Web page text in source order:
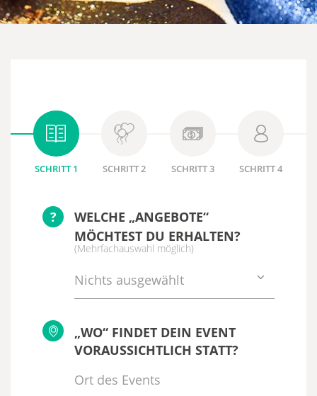
SCHRITT 1 SCHRITT 2 SCHRITT 3 SCHRITT 4
?
WELCHE „ANGEBOTE“
MÖCHTEST DU ERHALTEN?
(Mehrfachauswahl möglich)
Nichts ausgewählt
„WO“ FINDET DEIN EVENT
VORAUSSICHTLICH STATT?